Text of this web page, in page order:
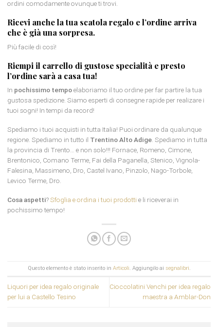
ordini comodamente ovunque ti trovi.
Ricevi anche la tua scatola regalo e l’ordine arriva
che è già una sorpresa.
Più facile di così!
Riempi il carrello di gustose specialità e presto
l’ordine sarà a casa tua!
In pochissimo tempoelaboriamo il tuo ordine per far partire la tua
gustosa spedizione. Siamo esperti di consegne rapide per realizare i
tuoi sogni! In tempi da record!
Spediamo i tuoi acquisti in tutta Italia! Puoi ordinare da qualunque
regione. Spediamo in tutto il Trentino Alto Adige . Spediamo in tutta
la provincia di Trento… e non solo!!! Fornace, Romeno, Cimone,
Brentonico, Comano Terme, Fai della Paganella, Stenico, Vignola-
Falesina, Massimeno, Dro, Castel Ivano, Pinzolo, Nago-Torbole,
Levico Terme, Dro.
Cosa aspetti?Sfoglia e ordina i tuoi prodotti e li riceverai in
pochissimo tempo!
Questo elemento è stato inserito in Articoli. Aggiungilo ai segnalibri.
Liquori per idea regalo originale
per lui a Castello Tesino
Cioccolatini Venchi per idea regalo
maestra a Amblar-Don